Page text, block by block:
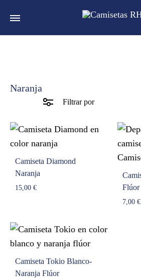
Naranja
Filtrar por
Camiseta Diamond
Naranja
15,00 €
Flúor
7,00 €
Camiseta Tokio Blanco-
Naranja Flúor